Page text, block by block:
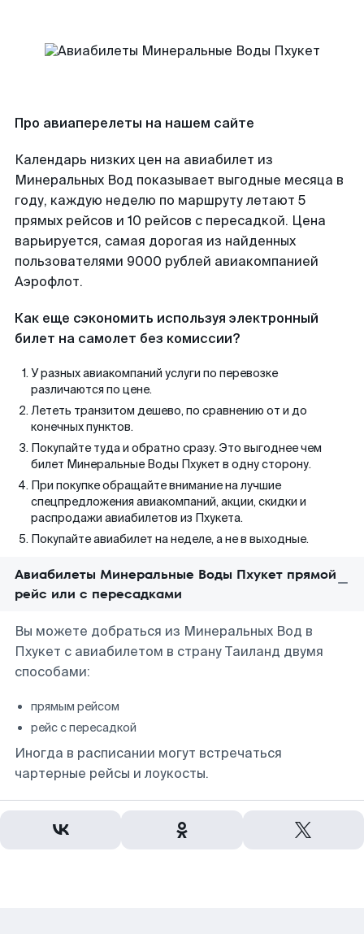
Про авиаперелеты на нашем сайте
Календарь низких цен на авиабилет из
Минеральных Вод показывает выгодные месяца в
году, каждую неделю по маршруту летают 5
прямых рейсов и 10 рейсов с пересадкой. Цена
варьируется, самая дорогая из найденных
пользователями 9000 рублей авиакомпанией
Аэрофлот.
Как еще сэкономить используя электронный
билет на самолет без комиссии?
У разных авиакомпаний услуги по перевозке
различаются по цене.
Лететь транзитом дешево, по сравнению от и до
конечных пунктов.
Покупайте туда и обратно сразу. Это выгоднее чем
билет Минеральные Воды Пхукет в одну сторону.
При покупке обращайте внимание на лучшие
спецпредложения авиакомпаний, акции, скидки и
распродажи авиабилетов из Пхукета.
Покупайте авиабилет на неделе, а не в выходные.
Авиабилеты Минеральные Воды Пхукет прямой
рейс или с пересадками
Вы можете добраться из Минеральных Вод в
Пхукет с авиабилетом в страну Таиланд двумя
способами:
прямым рейсом
рейс с пересадкой
Иногда в расписании могут встречаться
чартерные рейсы и лоукосты.